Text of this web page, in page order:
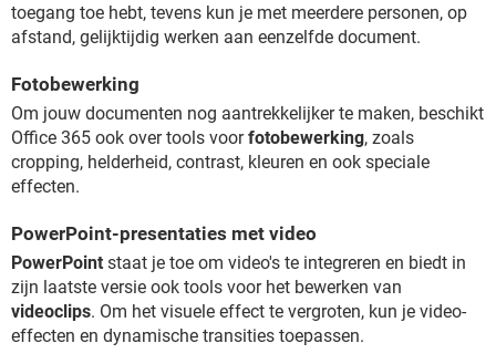
toegang toe hebt, tevens kun je met meerdere personen, op
afstand, gelijktijdig werken aan eenzelfde document.
Fotobewerking
Om jouw documenten nog aantrekkelijker te maken, beschikt
Office 365 ook over tools voorfotobewerking, zoals
cropping, helderheid, contrast, kleuren en ook speciale
effecten.
PowerPoint-presentaties met video
PowerPoint staat je toe om video's te integreren en biedt in
zijn laatste versie ook tools voor het bewerken van
videoclips. Om het visuele effect te vergroten, kun je video-
effecten en dynamische transities toepassen.